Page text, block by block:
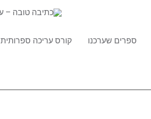
ספרים שערכנו קורס עריכה ספרותית